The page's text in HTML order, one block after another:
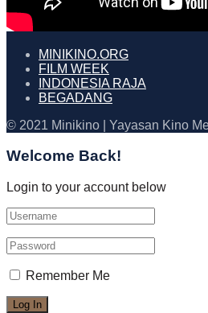
MINIKINO.ORG
FILM WEEK
INDONESIA RAJA
BEGADANG
© 2021 Minikino | Yayasan Kino
Welcome Back!
Login to your account below
Remember Me